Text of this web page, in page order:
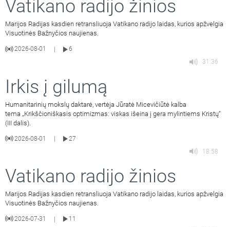
Vatikano radijo žinios
Marijos Radijas kasdien retransliuoja Vatikano radijo laidas, kurios apžvelgia
Visuotinės Bažnyčios naujienas.
2026-08-01
6
31:36
Irkis į gilumą
Humanitarinių mokslų daktarė, vertėja Jūratė Micevičiūtė kalba
tema „Krikščioniškasis optimizmas: viskas išeina į gera mylintiems Kristų“
(III dalis).
2026-08-01
27
18:58
Vatikano radijo žinios
Marijos Radijas kasdien retransliuoja Vatikano radijo laidas, kurios apžvelgia
Visuotinės Bažnyčios naujienas.
2026-07-31 |
11